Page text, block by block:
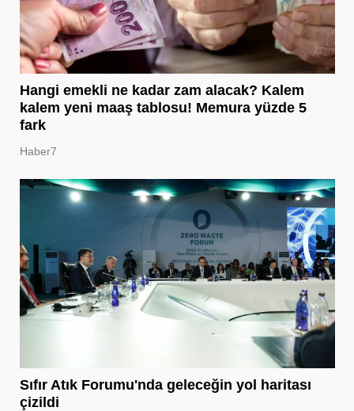
Hangi emekli ne kadar zam alacak? Kalem
kalem yeni maaş tablosu! Memura yüzde 5
fark
Haber7
Sıfır Atık Forumu'nda geleceğin yol haritası
çizildi